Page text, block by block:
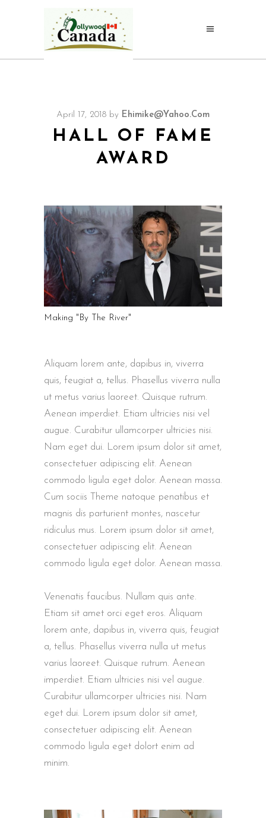
April 17, 2018 by Ehimike@yahoo.com
HALL OF FAME
AWARD
Making "By The River"
Aliquam lorem ante, dapibus in, viverra
quis, feugiat a, tellus. Phasellus viverra nulla
ut metus varius laoreet. Quisque rutrum.
Aenean imperdiet. Etiam ultricies nisi vel
augue. Curabitur ullamcorper ultricies nisi.
Nam eget dui. Lorem ipsum dolor sit amet,
consectetuer adipiscing elit. Aenean
commodo ligula eget dolor. Aenean massa.
Cum sociis Theme natoque penatibus et
magnis dis parturient montes, nascetur
ridiculus mus. Lorem ipsum dolor sit amet,
consectetuer adipiscing elit. Aenean
commodo ligula eget dolor. Aenean massa.
Venenatis faucibus. Nullam quis ante.
Etiam sit amet orci eget eros. Aliquam
lorem ante, dapibus in, viverra quis, feugiat
a, tellus. Phasellus viverra nulla ut metus
varius laoreet. Quisque rutrum. Aenean
imperdiet. Etiam ultricies nisi vel augue.
Curabitur ullamcorper ultricies nisi. Nam
eget dui. Lorem ipsum dolor sit amet,
consectetuer adipiscing elit. Aenean
commodo ligula eget dolort enim ad
minim.